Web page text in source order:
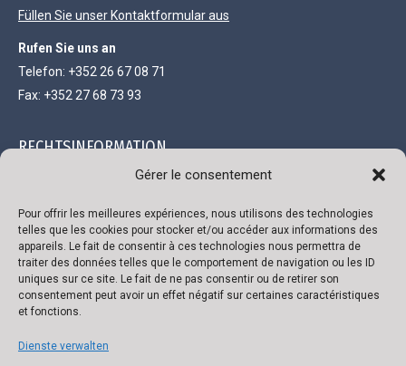
Gérer le consentement
Pour offrir les meilleures expériences, nous utilisons des technologies
telles que les cookies pour stocker et/ou accéder aux informations des
appareils. Le fait de consentir à ces technologies nous permettra de
traiter des données telles que le comportement de navigation ou les ID
uniques sur ce site. Le fait de ne pas consentir ou de retirer son
consentement peut avoir un effet négatif sur certaines caractéristiques
et fonctions.
Dienste verwalten
Füllen Sie unser Kontaktformular aus
Rufen Sie uns an
Telefon: +352 26 67 08 71
Fax: +352 27 68 73 93
RECHTSINFORMATION
111.300 €
R.C. Luxembourg B 118719
Genehmigungsnummer 136879/2
Umsatzsteuer-Identifikationsnummer LU 22332726
Bank: ING
IBAN: LU02 0141 0443 4790 0000 / BIC CELLLULL